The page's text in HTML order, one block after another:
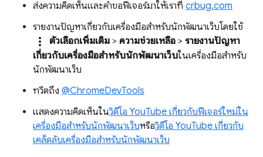
ส่งความคิดเห็นและคำขอฟีเจอร์มาให้เราที่ crbug.com
รายงานปัญหาเกี่ยวกับเครื่องมือสำหรับนักพัฒนาเว็บโดยใช้
more_vert ตัวเลือกเพิ่มเติม > ความช่วยเหลือ > รายงานปัญหา
เกี่ยวกับเครื่องมือสำหรับนักพัฒนาเว็บในเครื่องมือสำหรับ
นักพัฒนาเว็บ
ทวีตถึง @ChromeDevTools
แสดงความคิดเห็นในวิดีโอ YouTube เกี่ยวกับฟีเจอร์ใหม่ใน
เครื่องมือสำหรับนักพัฒนาเว็บหรือวิดีโอ YouTube เกี่ยวกับ
เคล็ดลับเครื่องมือสำหรับนักพัฒนาเว็บ